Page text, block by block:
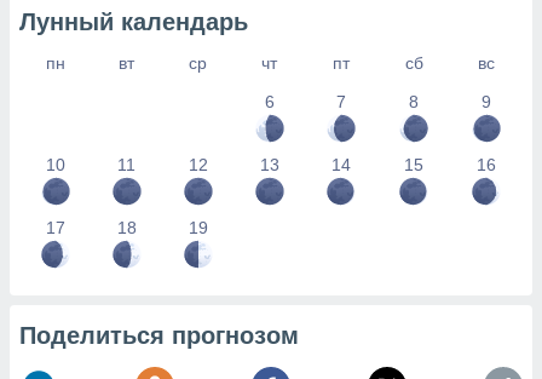
Лунный календарь
пн вт ср чт пт сб
вс
6
7 8 9
10 11 12 13 14 15 16
17 18 19
Поделиться прогнозом